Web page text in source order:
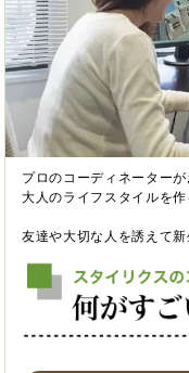
プロのコーディネーター
大人のライフスタイルを作
友達や大切な人を誘えて新